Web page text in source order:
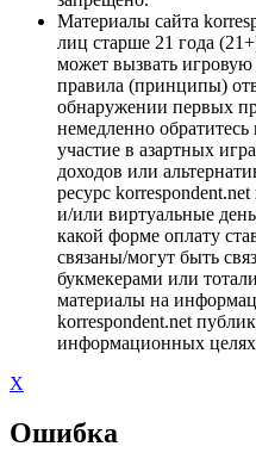
Материалы сайта
лиц старше 21 года
может вызвать
правила (принципы)
обнаружении первых
немедленно
участие в азартных
доходов или
ресурс
и/или виртуальные
какой форме оплату
связаны/могут быть
букмекерами или
материалы на
korrespondent.net
информационных
X
Ошибка